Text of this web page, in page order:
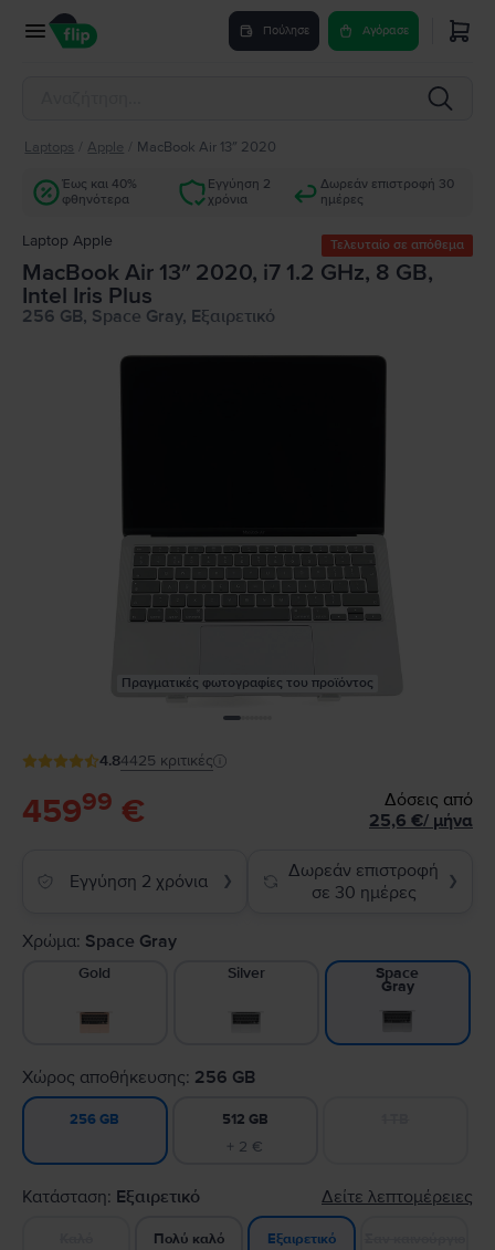
Πούλησε Αγόρασε
Laptops Apple MacBook Air 13″ 2020
Έως και 40%
φθηνότερα
Εγγύηση 2
χρόνια
Δωρεάν επιστροφή 30
ημέρες
Laptop Apple Τελευταίο σε απόθεμα
MacBook Air 13″ 2020, i7 1.2 GHz, 8 GB,
Intel Iris Plus
256 GB, Space Gray, Εξαιρετικό
Πραγματικές φωτογραφίες του προϊόντος
4.84425 κριτικές
45999 €
Δόσεις από
25,6 €/ μήνα
Εγγύηση 2 χρόνια ❯
Δωρεάν επιστροφή
σε 30 ημέρες
❯
Χρώμα: Space Gray
Gold Silver Space
Gray
Χώρος αποθήκευσης: 256 GB
256 GB 512 GB
+ 2 €
Κατάσταση: Εξαιρετικό Δείτε λεπτομέρειες
Πολύ καλό Εξαιρετικό